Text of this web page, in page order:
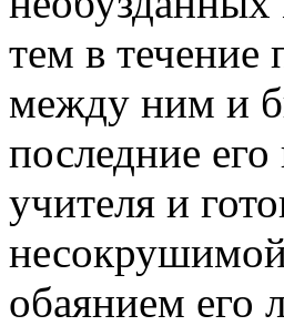
тем в течение
между ним и
последние
учителя и
обаянием его